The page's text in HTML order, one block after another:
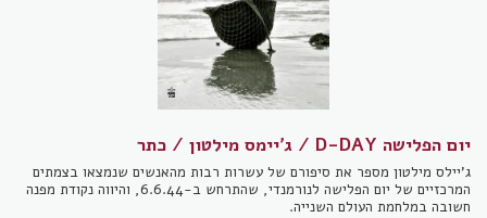
יום הפלישה D-DAY / ג'יימס מילטון / כתר
ג'יילס מילטון מספר את סיפורם של עשרות רבות מהאנשים שנמצאו בצמתים
המרכזיים של יום הפלישה לנורמנדי, שהתרחש ב-6.6.44, והיווה נקודת מפנה
חשובה במלחמת העולם השנייה.